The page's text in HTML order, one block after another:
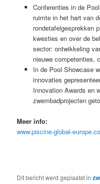
Conferenties in de
ruimte in het hart van
rondetafelgesprekken
kwesties en over de
sector: ontwikkeling
nieuwe competenties,
In de Pool Showcase
innovaties
Innovation Awards en
zwembadprojecten
Meer info:
www.piscine-global-
Dit bericht werd geplaatst in